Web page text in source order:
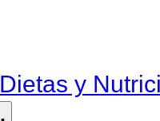
Dietas y